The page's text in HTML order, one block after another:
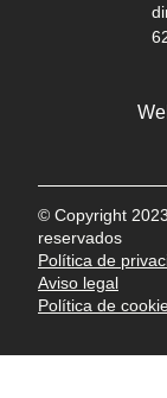
© Copyright
reservados
Política de
Aviso legal
Política de